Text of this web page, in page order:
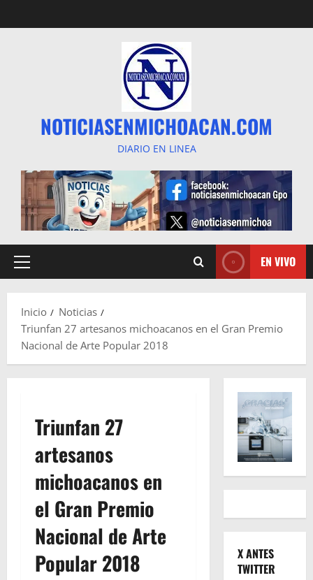
al
NOTICIASENMICHOACAN.COM
DIARIO EN LINEA
Menú
EN VIVO
Inicio
Noticias
Triunfan 27 artesanos michoacanos en el Gran Premio
Nacional de Arte Popular 2018
Triunfan 27
artesanos
michoacanos en
el Gran Premio
Nacional de Arte
Popular 2018
X ANTES
TWITTER